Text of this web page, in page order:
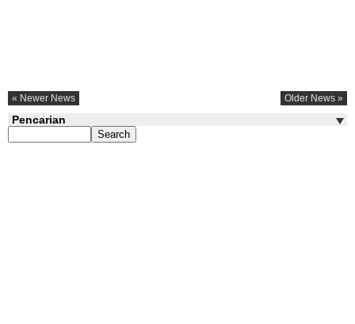
« Newer News Older News »
Pencarian